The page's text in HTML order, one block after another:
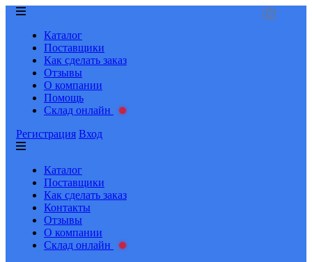
Каталог
Поставщики
Как сделать заказ
Отзывы
О компании
Помощь
Склад онлайн
Регистрация Вход
Каталог
Поставщики
Как сделать заказ
Контакты
Отзывы
О компании
Склад онлайн